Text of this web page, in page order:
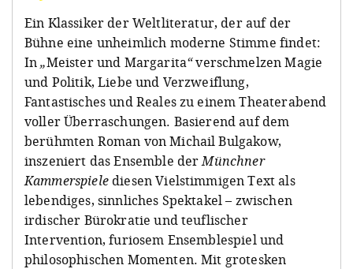
Ein Klassiker der Weltliteratur, der auf der
Bühne eine unheimlich moderne Stimme findet:
In„Meister und Margarita“verschmelzen Magie
und Politik, Liebe und Verzweiflung,
Fantastisches und Reales zu einem Theaterabend
voller Überraschungen. Basierend auf dem
berühmten Roman von Michail Bulgakow,
inszeniert das Ensemble derMünchner
Kammerspielediesen Vielstimmigen Text als
lebendiges, sinnliches Spektakel – zwischen
irdischer Bürokratie und teuflischer
Intervention, furiosem Ensemblespiel und
philosophischen Momenten. Mit grotesken